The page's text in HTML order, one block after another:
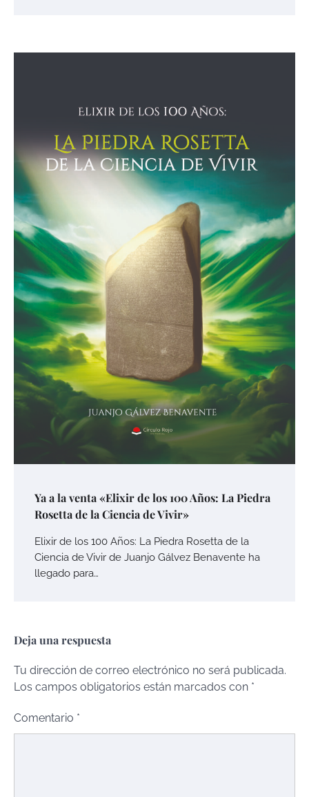
Ya a la venta «Elixir de los 100 Años: La Piedra
Rosetta de la Ciencia de Vivir»
Elixir de los 100 Años: La Piedra Rosetta de la
Ciencia de Vivir de Juanjo Gálvez Benavente ha
llegado para…
Deja una respuesta
Tu dirección de correo electrónico no será publicada.
Los campos obligatorios están marcados con *
Comentario *